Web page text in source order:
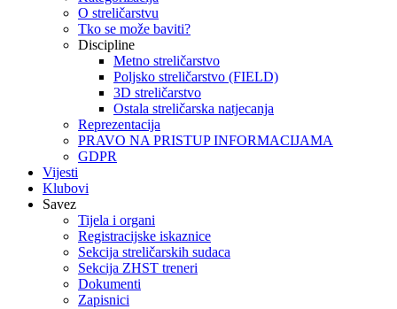
O streličarstvu
Tko se može baviti?
Discipline
Metno streličarstvo
Poljsko streličarstvo (FIELD)
3D streličarstvo
Ostala streličarska natjecanja
Reprezentacija
PRAVO NA PRISTUP INFORMACIJAMA
GDPR
Vijesti
Klubovi
Savez
Tijela i organi
Registracijske iskaznice
Sekcija streličarskih sudaca
Sekcija ZHST treneri
Dokumenti
Zapisnici